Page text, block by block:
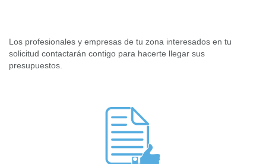
Los profesionales y empresas de tu zona interesados en tu
solicitud contactarán contigo para hacerte llegar sus
presupuestos.